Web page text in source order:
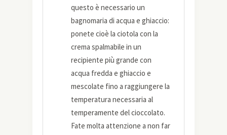
questo è necessario un
bagnomaria di acqua e ghiaccio:
ponete cioè la ciotola con la
crema spalmabile in un
recipiente più grande con
acqua fredda e ghiaccio e
mescolate fino a raggiungere la
temperatura necessaria al
temperamente del cioccolato.
Fate molta attenzione a non far